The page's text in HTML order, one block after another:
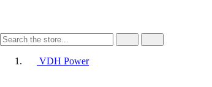
VDH Power